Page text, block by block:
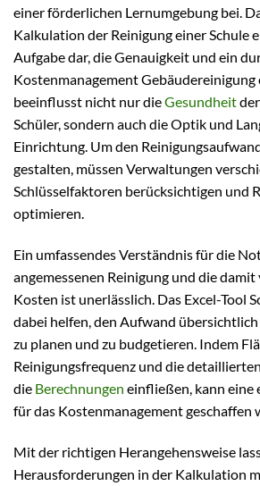
einer förderlichen Lernumgebung bei.
Kalkulation der Reinigung einer Schule
Aufgabe dar, die Genauigkeit und ein
Kostenmanagement Gebäudereinigung
beeinflusst nicht nur dieGesundheit
Schüler, sondern auch die Optik und
Einrichtung. Um den
gestalten, müssen Verwaltungen
Schlüsselfaktoren berücksichtigen und
optimieren.
Ein umfassendes Verständnis für die
angemessenen Reinigung und die
Kosten ist unerlässlich. Das Excel-Tool
dabei helfen, den Aufwand
zu planen und zu budgetieren. Indem
Reinigungsfrequenz und die
die Berechnungen einfließen, kann eine
für das Kostenmanagement geschaffen
Mit der richtigen Herangehensweise
Herausforderungen in der Kalkulation